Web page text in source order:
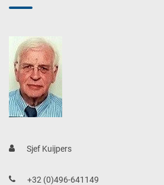
Sjef Kuijpers
+32 (0)496-641149